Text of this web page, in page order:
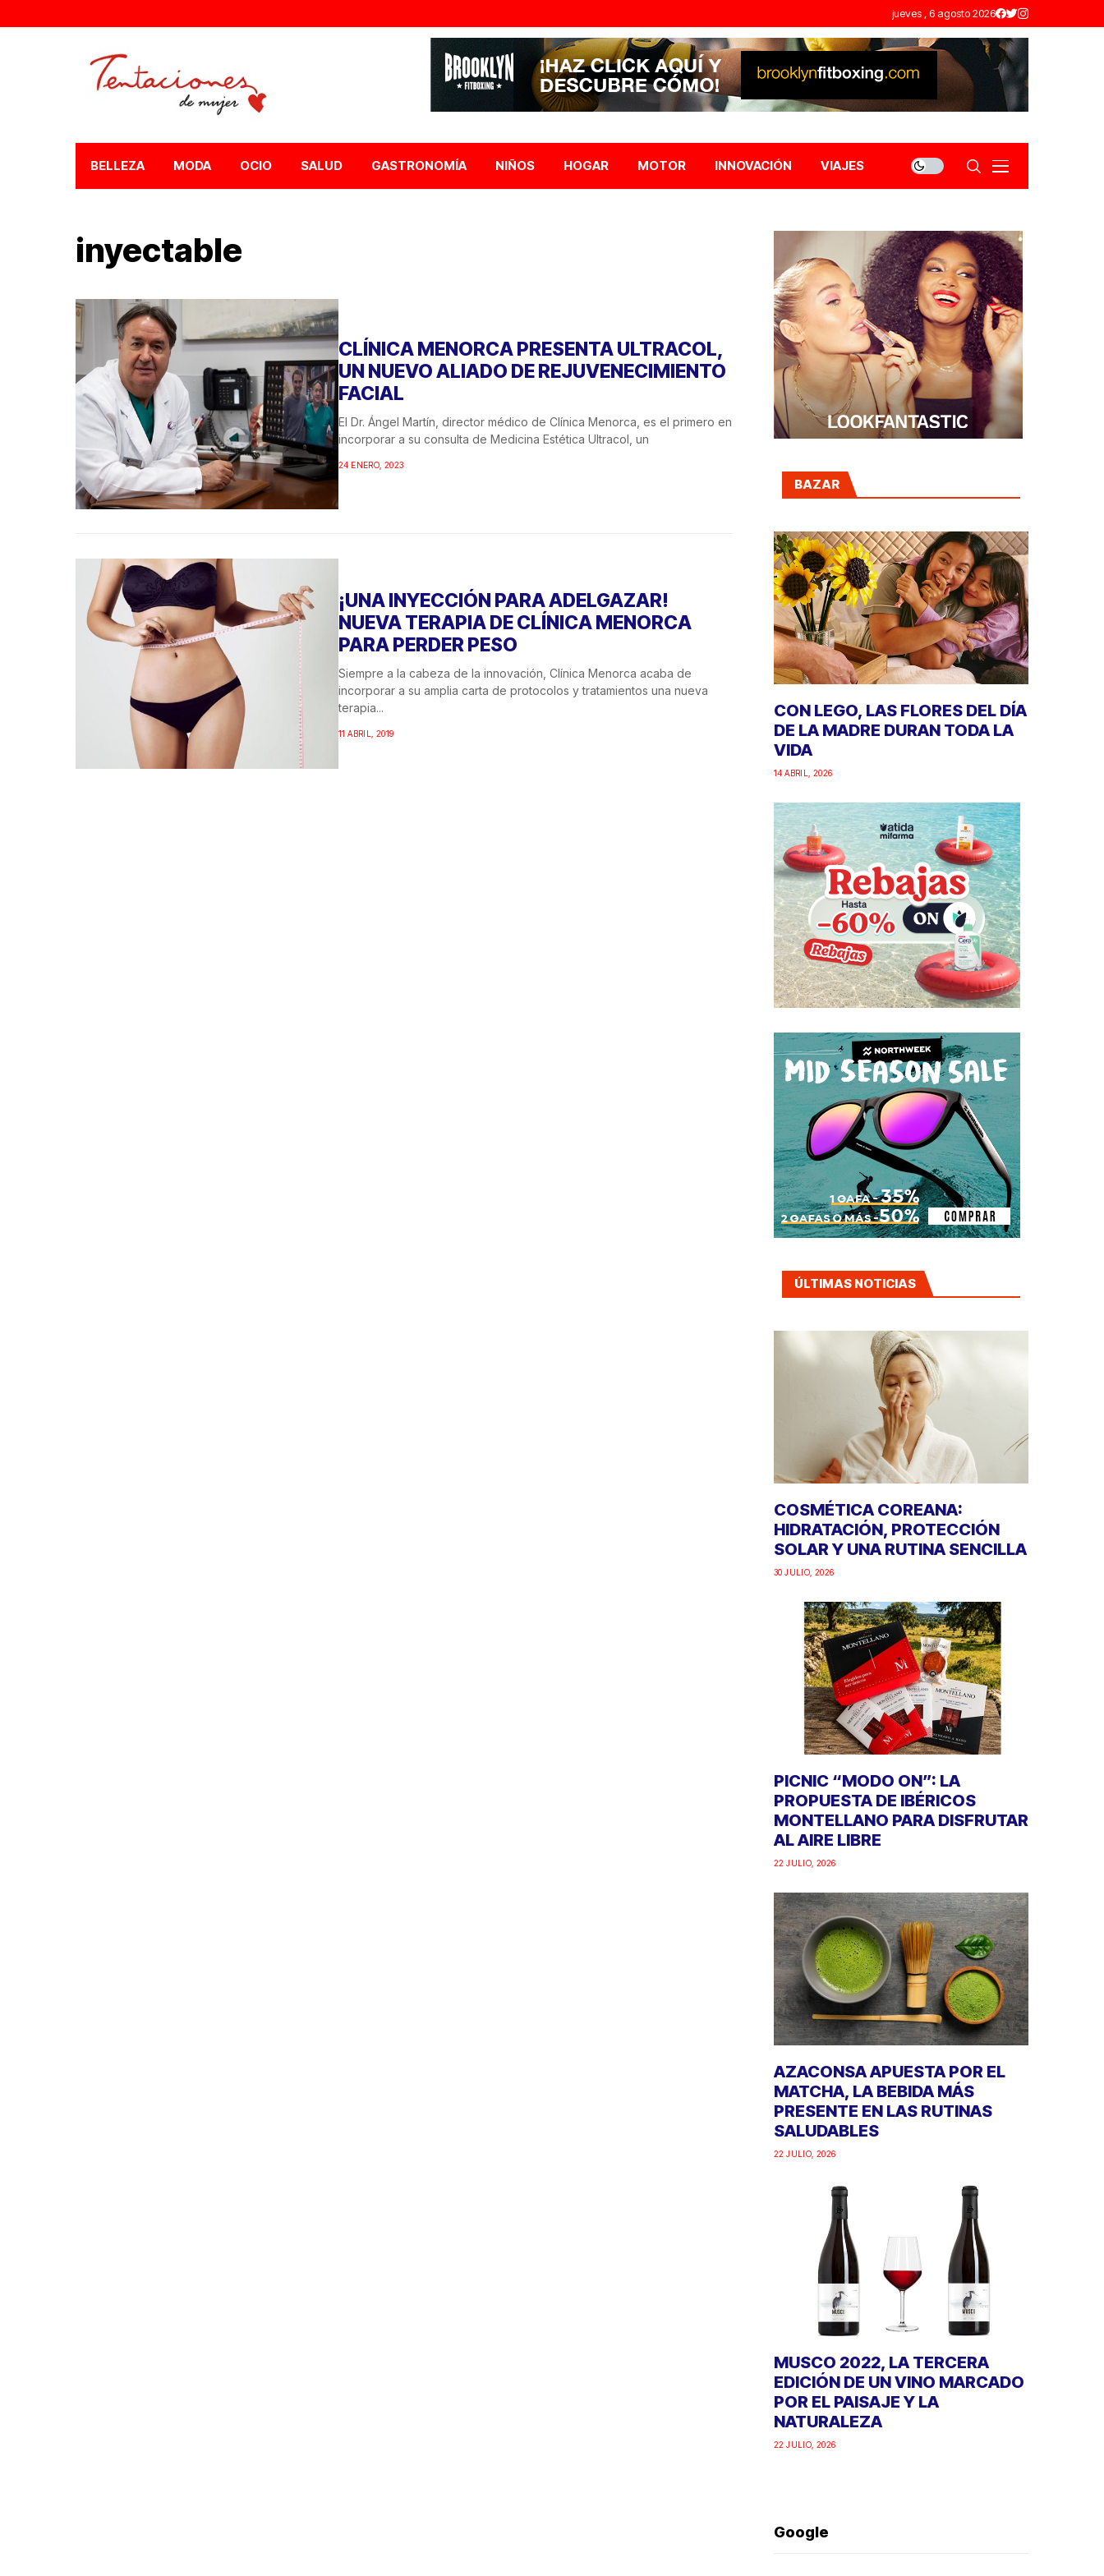
jueves , 6 agosto 2026
BELLEZA MODA OCIO SALUD GASTRONOMÍA NIÑOS HOGAR MOTOR INNOVACIÓN VIAJES
inyectable
CLÍNICA MENORCA PRESENTA ULTRACOL,
UN NUEVO ALIADO DE REJUVENECIMIENTO
FACIAL
El Dr. Ángel Martín, director médico de Clínica Menorca, es el primero en
incorporar a su consulta de Medicina Estética Ultracol, un
24 ENERO, 2023
¡UNA INYECCIÓN PARA ADELGAZAR!
NUEVA TERAPIA DE CLÍNICA MENORCA
PARA PERDER PESO
Siempre a la cabeza de la innovación, Clínica Menorca acaba de
incorporar a su amplia carta de protocolos y tratamientos una nueva
terapia...
11 ABRIL, 2019
BAZAR
CON LEGO, LAS FLORES DEL DÍA
DE LA MADRE DURAN TODA LA
VIDA
14 ABRIL, 2026
ÚLTIMAS NOTICIAS
COSMÉTICA COREANA:
HIDRATACIÓN, PROTECCIÓN
SOLAR Y UNA RUTINA SENCILLA
30 JULIO, 2026
PICNIC “MODO ON”: LA
PROPUESTA DE IBÉRICOS
MONTELLANO PARA DISFRUTAR
AL AIRE LIBRE
22 JULIO, 2026
AZACONSA APUESTA POR EL
MATCHA, LA BEBIDA MÁS
PRESENTE EN LAS RUTINAS
SALUDABLES
22 JULIO, 2026
MUSCO 2022, LA TERCERA
EDICIÓN DE UN VINO MARCADO
POR EL PAISAJE Y LA
NATURALEZA
22 JULIO, 2026
Google